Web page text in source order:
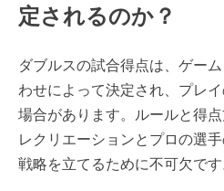
定されるのか？
ダブルスの試合得点は、ゲー
わせによって決定され、プレ
場合があります。ルールと得点
レクリエーションとプロの選
戦略を立てるために不可欠です